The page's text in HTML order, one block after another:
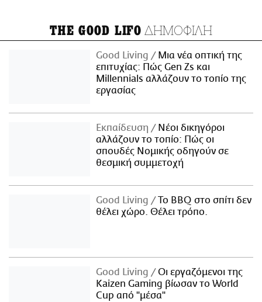
THE GOOD LIFO ΔΗΜΟΦΙΛΗ
Good Living
Μια νέα οπτική της
επιτυχίας: Πώς Gen Zs και
Millennials αλλάζουν το τοπίο της
εργασίας
Εκπαίδευση
Νέοι δικηγόροι
αλλάζουν το τοπίο: Πώς οι
σπουδές Νομικής οδηγούν σε
θεσμική συμμετοχή
Good Living
Το BBQ στο σπίτι δεν
θέλει χώρο. Θέλει τρόπο.
Good Living
Οι εργαζόμενοι της
Kaizen Gaming βίωσαν το World
Cup από "μέσα"